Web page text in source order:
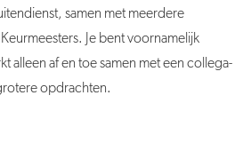
samen met meerdere
Je bent voornamelijk
alleen af en toe samen met een collega-
opdrachten.